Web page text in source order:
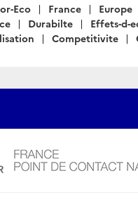
Eco France Europe
Durabilte Effets-d-
Competitivite